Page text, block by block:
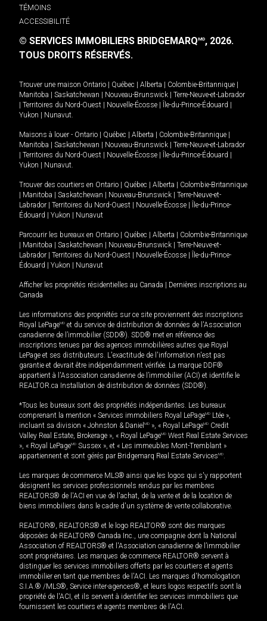
TÉMOINS
ACCESSIBILITÉ
© SERVICES IMMOBILIERS BRIDGEMARQMD, 2026.
TOUS DROITS RÉSERVÉS.
Trouver une maison Ontario Québec Alberta Colombie-Britannique
Manitoba
Saskatchewan Nouveau-Brunswick
Terre-Neuve-et-Labrador
Territoires du Nord-Ouest Nouvelle-Écosse Île-du-Prince-Édouard
Yukon
Nunavut.
Maisons à louer - Ontario Québec Alberta Colombie-Britannique
Manitoba
Saskatchewan Nouveau-Brunswick
Terre-Neuve-et-Labrador
Territoires du Nord-Ouest Nouvelle-Écosse Île-du-Prince-Édouard
Yukon
Nunavut.
Trouver des courtiers en Ontario Québec Alberta
Colombie-Britannique
Manitoba Saskatchewan Nouveau-Brunswick
Terre-Neuve-et-
Labrador
Territoires du Nord-Ouest Nouvelle-Écosse
Île-du-Prince-
Édouard
Yukon Nunavut
Parcourir les bureaux en Ontario Québec Alberta
Colombie-Britannique
Manitoba Saskatchewan Nouveau-Brunswick
Terre-Neuve-et-
Labrador
Territoires du Nord-Ouest Nouvelle-Écosse
Île-du-Prince-
Édouard
Yukon Nunavut
Afficher les propriétés résidentielles au Canada
Dernières inscriptions au
Canada
Les informations des propriétés sur ce site proviennent des inscriptions
Royal LePageMD et du service de distribution de données de l'Association
canadienne de l’immobilier (SDD®). SDD® met en référence des
inscriptions tenues par des agences immobilières autres que Royal
LePage et ses distributeurs. L'exactitude de l'information n'est pas
garantie et devrait être indépendamment vérifiée. La marque DDF®
appartient à l'Association canadienne de l’immobilier (ACI) et identifie le
REALTOR.ca Installation de distribution de données (SDD®).
*Tous les bureaux sont des propriétés indépendantes. Les bureaux
comprenant la mention « Services immobiliers Royal LePageMD Ltée »,
incluant sa division « Johnston & Daniel MD », « Royal LePageMD Credit
Valley Real Estate, Brokerage », « Royal LePageMD West Real Estate Services
», « Royal LePageMD Sussex », et « Les immeubles Mont-Tremblant »
appartiennent et sont gérés par Bridgemarq Real Estate ServicesMD.
Les marques de commerce MLS® ainsi que les logos qui s'y rapportent
désignent les services professionnels rendus par les membres
REALTORS® de l'ACI en vue de l'achat, de la vente et de la location de
biens immobiliers dans le cadre d'un système de vente collaborative.
REALTOR®, REALTORS® et le logo REALTOR® sont des marques
déposées de REALTOR® Canada Inc., une compagnie dont la National
Association of REALTORS® et l'Association canadienne de l’immobilier
sont propriétaires. Les marques de commerce REALTOR® servent à
distinguer les services immobiliers offerts par les courtiers et agents
immobilier en tant que membres de l'ACI. Les marques d'homologation
S.I.A.® /MLS®, Service inter-agences®, et leurs logos respectifs sont la
propriété de l'ACI, et ils servent à identifier les services immobiliers que
fournissent les courtiers et agents membres de l'ACI.